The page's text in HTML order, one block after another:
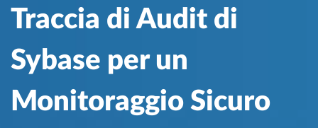
Traccia di Audit di
Sybase per un
Monitoraggio Sicuro